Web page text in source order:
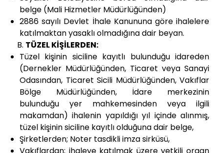
belge (Mali Hizmetler Müdürlüğünden)
2886 sayılı Devlet İhale Kanununa göre ihalelere
katılmaktan yasaklı olmadığına dair beyan.
TÜZEL KİŞİLERDEN:
Tüzel kişinin siciline kayıtlı bulunduğu idareden
(Dernekler Müdürlüğünden, Ticaret veya Sanayi
Odasından, Ticaret Sicili Müdürlüğünden, Vakıflar
Bölge Müdürlüğünden, İdare merkezinin
bulunduğu yer mahkemesinden veya ilgili
makamdan) ihalenin yapıldığı yıl içinde alınmış,
tüzel kişinin siciline kayıtlı olduğuna dair belge,
Şirketlerden; Noter tasdikli imza sirküsü,